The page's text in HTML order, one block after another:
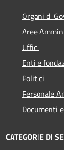
Organi di
Aree
Uffici
Enti e
Politici
Personale
Documenti
CATEGORIE DI